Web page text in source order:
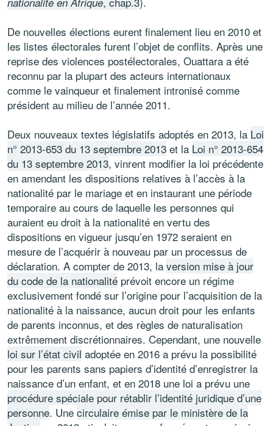
De nouvelles élections eurent finalement lieu en 2010 et
les listes électorales furent l’objet de conflits. Après une
reprise des violences postélectorales, Ouattara a été
reconnu par la plupart des acteurs internationaux
comme le vainqueur et finalement intronisé comme
président au milieu de l’année 2011.
Deux nouveaux textes législatifs adoptés en 2013, la Loi
n° 2013-653 du 13 septembre 2013 et la Loi n° 2013-654
du 13 septembre 2013, vinrent modifier la loi précédente
en amendant les dispositions relatives à l’accès à la
nationalité par le mariage et en instaurant une période
temporaire au cours de laquelle les personnes qui
auraient eu droit à la nationalité en vertu des
dispositions en vigueur jusqu’en 1972 seraient en
mesure de l’acquérir à nouveau par un processus de
déclaration. A compter de 2013, la version mise à jour
du code de la nationalité prévoit encore un régime
exclusivement fondé sur l’origine pour l’acquisition de la
nationalité à la naissance, aucun droit pour les enfants
de parents inconnus, et des règles de naturalisation
extrêmement discrétionnaires. Cependant, une nouvelle
loi sur l’état civil adoptée en 2016 a prévu la possibilité
pour les parents sans papiers d’identité d’enregistrer la
naissance d’un enfant, et en 2018 une loi a prévu une
procédure spéciale pour rétablir l’identité juridique d’une
personne. Une circulaire émise par le ministère de la